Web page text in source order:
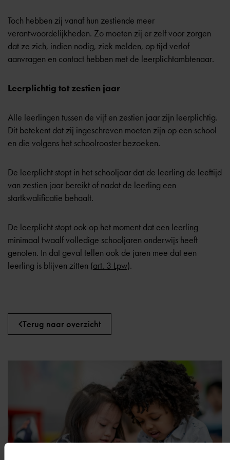
Toch hebben zij vanaf hun zestiende meer
verantwoordelijkheden. Zo moeten zij er zelf voor zorgen
dat ze zich, indien nodig, ziek melden, op tijd verlof
aanvragen en contact hebben met de leerplichtambtenaar.
Leerplichtig tot zestien jaar
Alle leerlingen tussen de vijf en zestien jaar zijn leerplichtig.
Dit betekent dat zij ingeschreven moeten zijn op een school
en die volgens het schoolrooster bezoeken.
De leerplicht stopt in het schooljaar dat de leerling de leeftijd
van zestien jaar bereikt of nadat de leerling een
startkwalificatie behaalt.
De leerplicht stopt ook op het moment dat een leerling
minimaal twaalf volledige schooljaren onderwijs heeft
genoten. In dat geval tellen ook de jaren mee dat een
leerling is blijven zitten (art. 3 Lpw).
Terug naar overzicht